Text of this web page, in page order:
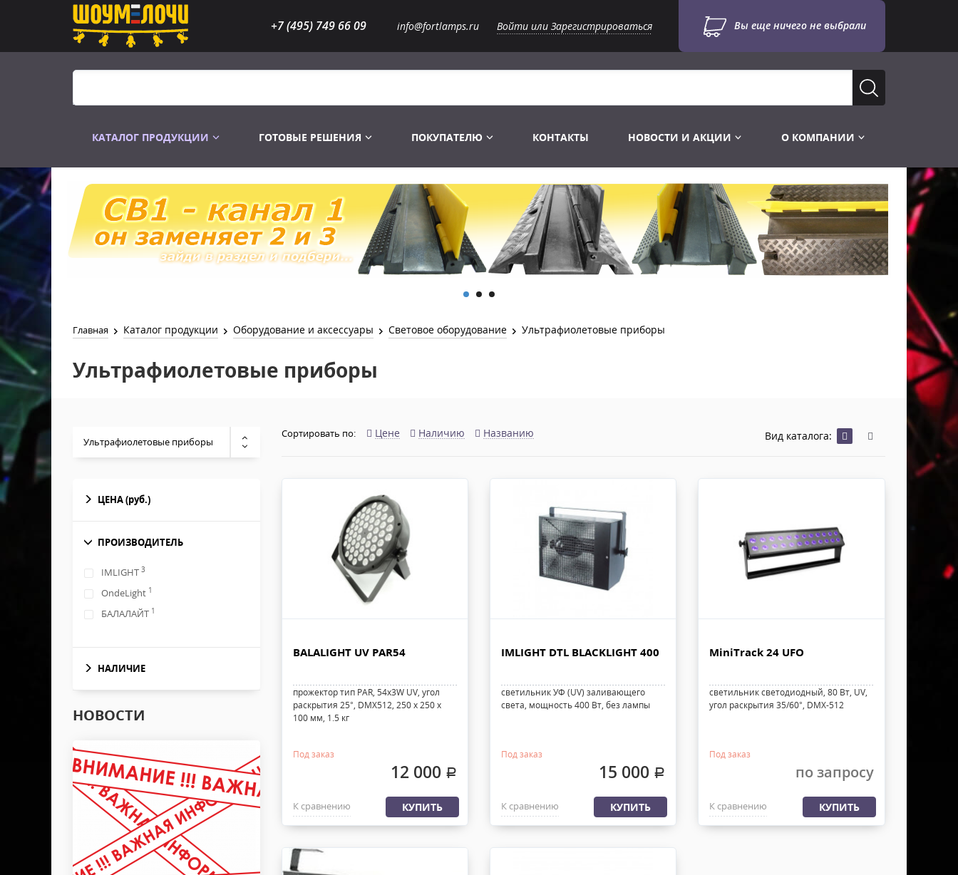
+7 (495) 749 66 09 info@fortlamps.ru Войти или Зарегистрироваться Вы еще ничего не выбрали
КАТАЛОГ ПРОДУКЦИИ
Распродажа
Лампы Винтаж Ретро Декор
Лампы галогенные 6-120 V
Лампы студийные 110-240 V
Лампы-фары PAR
Лампы для бассейна
Лампы газоразрядные
Лампы UV TUV HNS
Лампы видеопроекторные
Пускорегулирующая аппаратура
Распродажа
Перчатки
Сумки и подсумки
Инструменты
Готовые комплекты
Конструктор МИКРОСЦЕНА
Распродажа
Световое оборудование
Аксессуары для света
Лебёдки и Аксессуары
Фермы Штативы Стойки
Распродажа
2х канальные модули
5и канальные модули
6и канальные модули
ГОТОВЫЕ РЕШЕНИЯ ПОКУПАТЕЛЮ КОНТАКТЫ НОВОСТИ И АКЦИИ О КОМПАНИИ
Главная Каталог продукции Оборудование и аксессуары Световое оборудование Ультрафиолетовые приборы
Ультрафиолетовые приборы
Ультрафиолетовые приборы
ЦЕНА(руб.)
ПРОИЗВОДИТЕЛЬ
IMLIGHT 3
OndeLight 1
БАЛАЛАЙТ 1
НАЛИЧИЕ
НОВОСТИ
Сортировать по: Цене Наличию Названию Вид каталога:
BALALIGHT UV PAR54
прожектор тип PAR, 54x3W UV, угол
раскрытия 25°, DMX512, 250 x 250 x
100 мм, 1.5 кг
Под заказ
12 000 .
К сравнению КУПИТЬ
IMLIGHT DTL BLACKLIGHT 400
светильник УФ (UV) заливающего
света, мощность 400 Вт, без лампы
Под заказ
15 000 .
К сравнению КУПИТЬ
MiniTrack 24 UFO
светильник светодиодный, 80 Вт, UV,
угол раскрытия 35/60°, DMX-512
Под заказ
по запросу
К сравнению КУПИТЬ